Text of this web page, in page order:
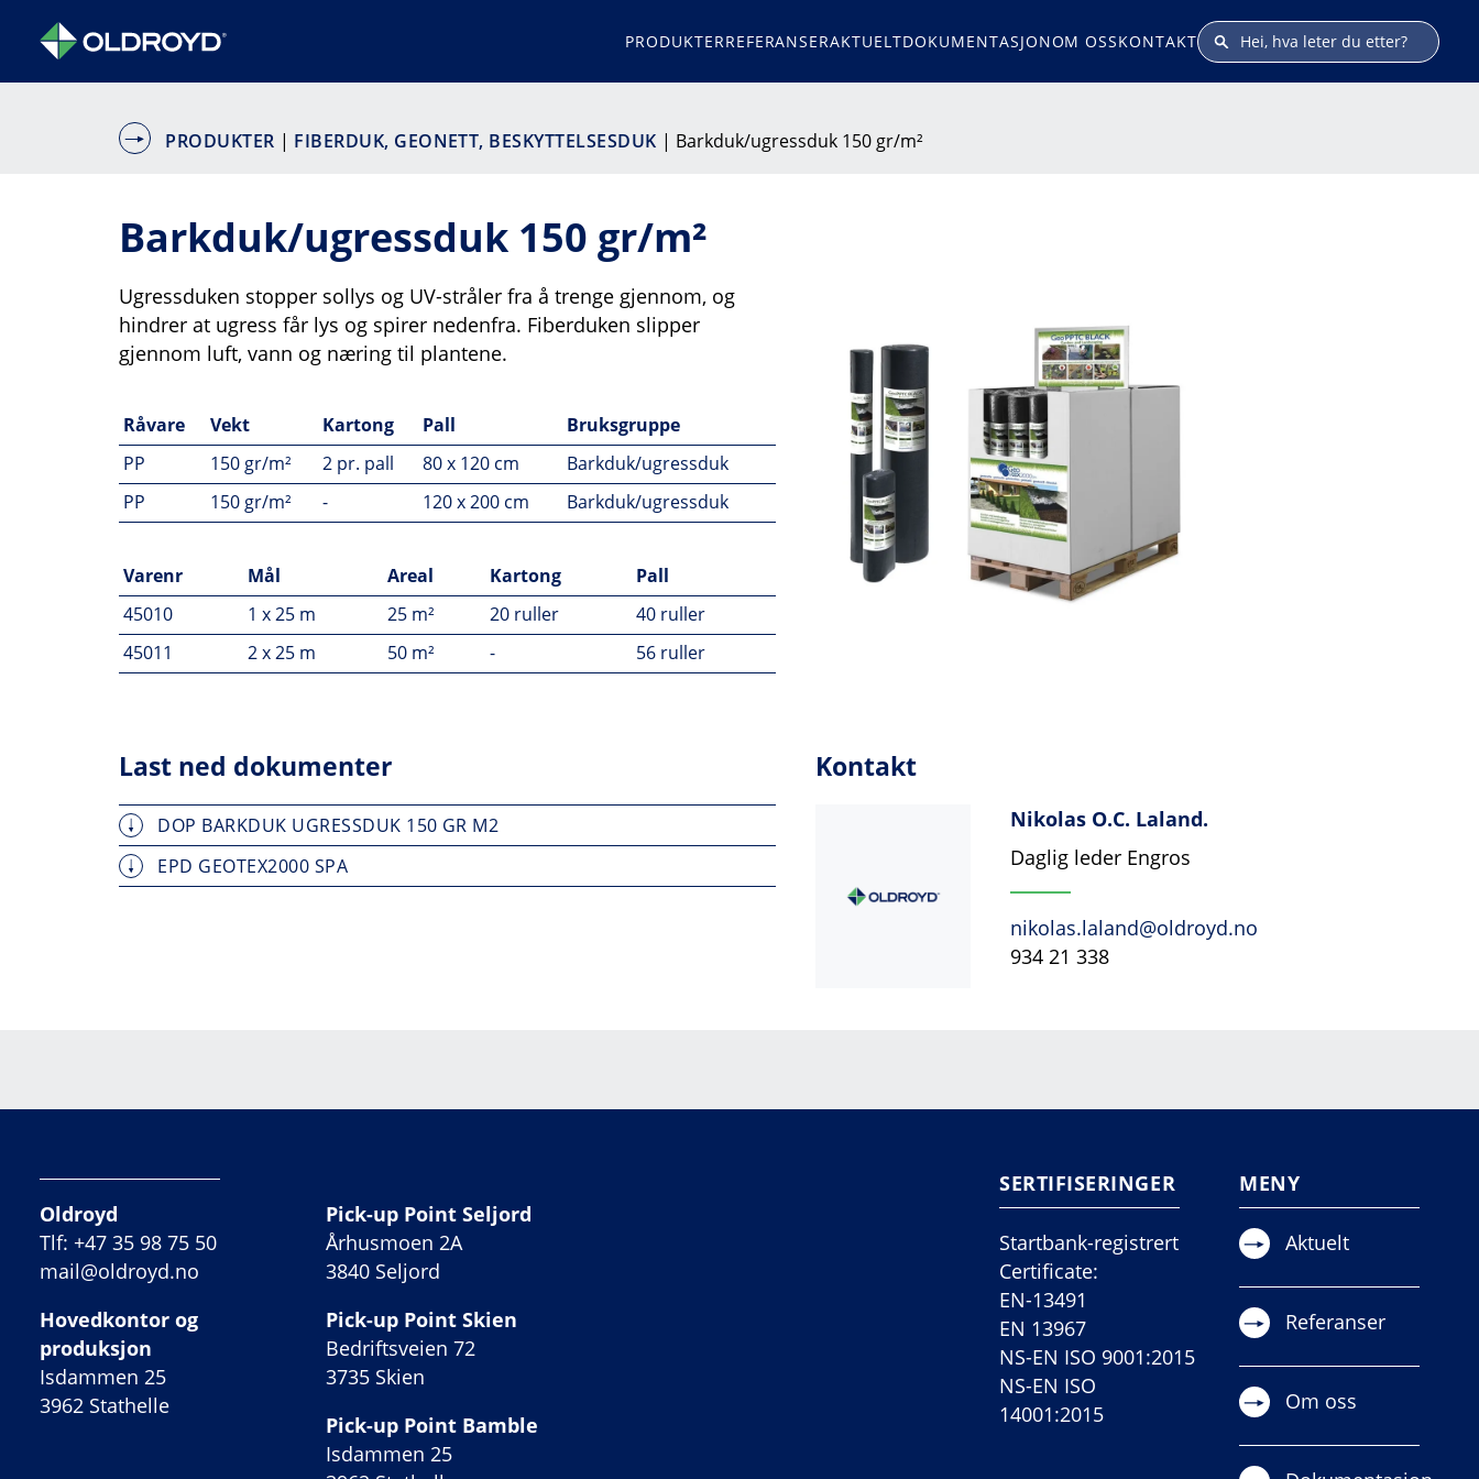
PRODUKTERREFERANSERAKTUELTDOKUMENTASJONOM OSSKONTAKT
PRODUKTER | FIBERDUK, GEONETT, BESKYTTELSESDUK | Barkduk/ugressduk 150 gr/m²
Barkduk/ugressduk 150 gr/m²
Ugressduken stopper sollys og UV-stråler fra å trenge gjennom, og
hindrer at ugress får lys og spirer nedenfra. Fiberduken slipper
gjennom luft, vann og næring til plantene.
Råvare Vekt Kartong Pall
Bruksgruppe
PP
150 gr/m² 2 pr. pall 80 x 120 cm
Barkduk/ugressduk
PP
150 gr/m² - 120 x 200 cm Barkduk/ugressduk
Varenr Mål Areal Kartong
Pall
45010
1 x 25 m 25 m² 20 ruller
40 ruller
45011
2 x 25 m 50 m² - 56 ruller
Last ned dokumenter
DOP BARKDUK UGRESSDUK 150 GR M2
EPD GEOTEX2000 SPA
Kontakt
Nikolas O.C. Laland.
Daglig leder Engros
nikolas.laland@oldroyd.no
934 21 338
Oldroyd
Tlf: +47 35 98 75 50
mail@oldroyd.no
Hovedkontor og
produksjon
Isdammen 25
3962 Stathelle
Pick-up Point Seljord
Århusmoen 2A
3840 Seljord
Pick-up Point Skien
Bedriftsveien 72
3735 Skien
Pick-up Point Bamble
Isdammen 25
SERTIFISERINGER
Startbank-registrert
Certificate:
EN-13491
EN 13967
NS-EN ISO 9001:2015
NS-EN ISO
14001:2015
MENY
Aktuelt
Referanser
Om oss